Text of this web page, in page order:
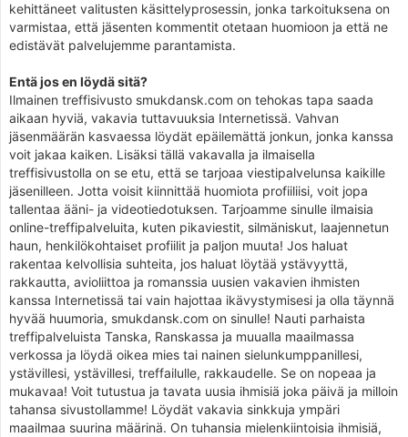
kehittäneet valitusten käsittelyprosessin, jonka tarkoituksena on
varmistaa, että jäsenten kommentit otetaan huomioon ja että ne
edistävät palvelujemme parantamista.
Entä jos en löydä sitä?
Ilmainen treffisivusto smukdansk.com on tehokas tapa saada
aikaan hyviä, vakavia tuttavuuksia Internetissä. Vahvan
jäsenmäärän kasvaessa löydät epäilemättä jonkun, jonka kanssa
voit jakaa kaiken. Lisäksi tällä vakavalla ja ilmaisella
treffisivustolla on se etu, että se tarjoaa viestipalvelunsa kaikille
jäsenilleen. Jotta voisit kiinnittää huomiota profiiliisi, voit jopa
tallentaa ääni- ja videotiedotuksen. Tarjoamme sinulle ilmaisia
online-treffipalveluita, kuten pikaviestit, silmäniskut, laajennetun
haun, henkilökohtaiset profiilit ja paljon muuta! Jos haluat
rakentaa kelvollisia suhteita, jos haluat löytää ystävyyttä,
rakkautta, avioliittoa ja romanssia uusien vakavien ihmisten
kanssa Internetissä tai vain hajottaa ikävystymisesi ja olla täynnä
hyvää huumoria, smukdansk.com on sinulle! Nauti parhaista
treffipalveluista Tanska, Ranskassa ja muualla maailmassa
verkossa ja löydä oikea mies tai nainen sielunkumppanillesi,
ystävillesi, ystävillesi, treffailulle, rakkaudelle. Se on nopeaa ja
mukavaa! Voit tutustua ja tavata uusia ihmisiä joka päivä ja milloin
tahansa sivustollamme! Löydät vakavia sinkkuja ympäri
maailmaa suurina määrinä. On tuhansia mielenkiintoisia ihmisiä,